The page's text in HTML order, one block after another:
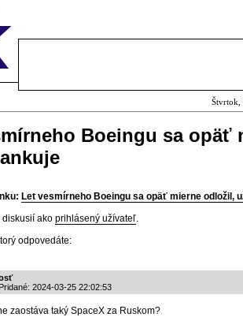
Štvrtok,
Boeingu sa opäť
Let vesmírneho Boeingu sa opäť mierne odložil,
diskusií ako prihlásený užívateľ.
odpovedáte:
2024-03-25 22:02:53
zaostáva taký SpaceX za Ruskom?